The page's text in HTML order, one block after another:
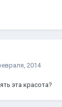
2014
эта красота?